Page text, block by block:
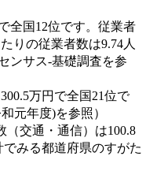
全国12位です。従業者
りの従業者数は9.74人
ンサス‐基礎調査を参
万円で全国21位で
元年度)を参照）
（交通・通信）は100.8
みる都道府県のすがた